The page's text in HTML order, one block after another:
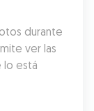
durante
ver las
lo está